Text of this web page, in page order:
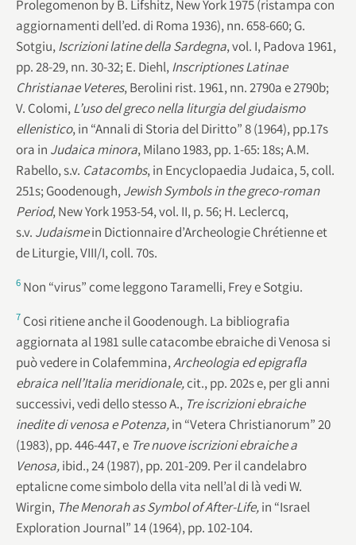
Prolegomenon by B. Lifshitz, New York 1975 (ristampa con
aggiornamenti dell’ed. di Roma 1936), nn. 658-660; G.
Sotgiu,Iscrizioni latine della Sardegna, vol. I, Padova 1961,
pp. 28-29, nn. 30-32; E. Diehl,Inscriptiones Latinae
Christianae Veteres, Berolini rist. 1961, nn. 2790a e 2790b;
V. Colomi,L’uso del greco nella liturgia del giudaismo
ellenistico, in “Annali di Storia del Diritto” 8 (1964), pp.17s
ora in Judaica minora, Milano 1983, pp. 1-65: 18s; A.M.
Rabello, s.v. Catacombs, in Encyclopaedia Judaica, 5, coll.
251s; Goodenough,Jewish Symbols in the greco-roman
Period, New York 1953-54, vol. II, p. 56; H. Leclercq,
s.v. Judaismein Dictionnaire d’Archeologie Chrétienne et
de Liturgie, VIII/I, coll. 70s.
6 Non “virus” come leggono Taramelli, Frey e Sotgiu.
7 Cosi ritiene anche il Goodenough. La bibliografia
aggiornata al 1981 sulle catacombe ebraiche di Venosa si
può vedere in Colafemmina,Archeologia ed epigrafla
ebraica nell’Italia meridionale,cit., pp. 202s e, per gli anni
successivi, vedi dello stesso A., Tre iscrizioni ebraiche
inedite di venosa e Potenza,in “Vetera Christianorum” 20
(1983), pp. 446-447, e Tre nuove iscrizioni ebraiche a
Venosa,ibid., 24 (1987), pp. 201-209. Per il candelabro
eptalicne come simbolo della vita nell’al di là vedi W.
Wirgin, The Menorah as Symbol of After-Life,in “Israel
Exploration Journal” 14 (1964), pp. 102-104.